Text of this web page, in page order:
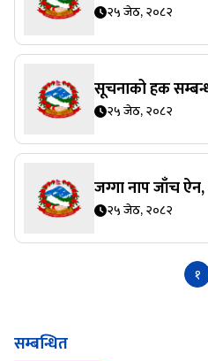
२५ जेठ, २०८२
सूचनाको हक
२५ जेठ, २०८२
जग्गा नाप जाँच
२५ जेठ, २०८२
१
सम्बन्धित